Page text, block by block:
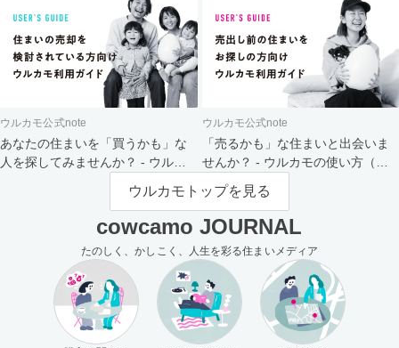
ウルカモ公式note
あなたの住まいを「買うかも」な
人を探してみませんか？ - ウルカ
ウルカモ公式note
「売るかも」な住まいと出会いま
せんか？ - ウルカモの使い方（買
主さま向け）
ウルカモトップを見る
cowcamo JOURNAL
たのしく、かしこく、人生を彩る住まいメディア